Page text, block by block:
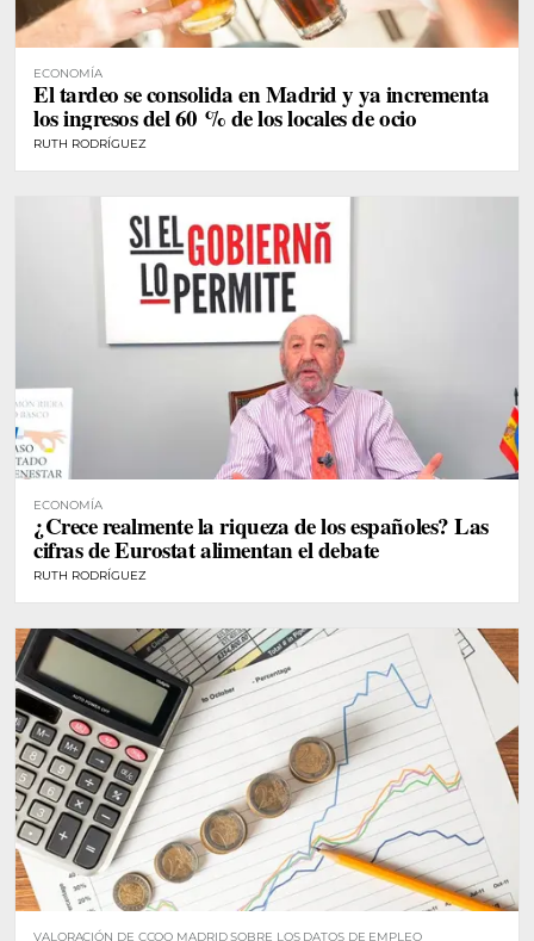
ECONOMÍA
El tardeo se consolida en Madrid y ya incrementa
los ingresos del 60 % de los locales de ocio
RUTH RODRÍGUEZ
ECONOMÍA
¿Crece realmente la riqueza de los españoles? Las
cifras de Eurostat alimentan el debate
RUTH RODRÍGUEZ
VALORACIÓN DE CCOO MADRID SOBRE LOS DATOS DE EMPLEO